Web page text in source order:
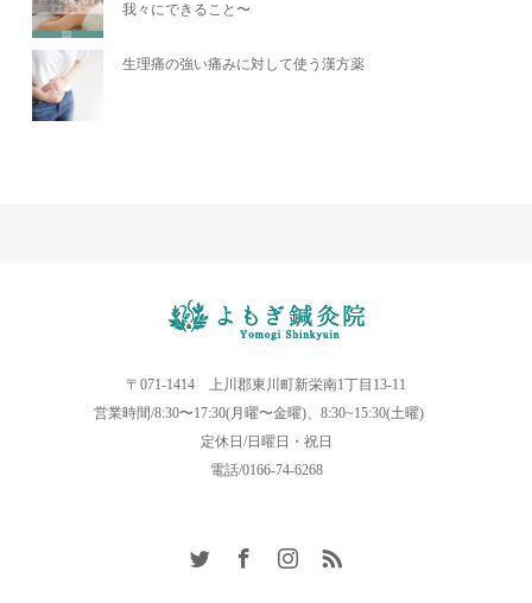
我々にできること〜
生理痛の強い痛みに対して使う漢方薬
〒071-1414 上川郡東川町新栄南1丁目13-11
営業時間/8:30〜17:30(月曜〜金曜)、8:30~15:30(土曜)
定休日/日曜日・祝日
電話/0166-74-6268